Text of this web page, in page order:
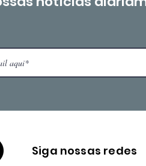
Negra
Siga nossas redes